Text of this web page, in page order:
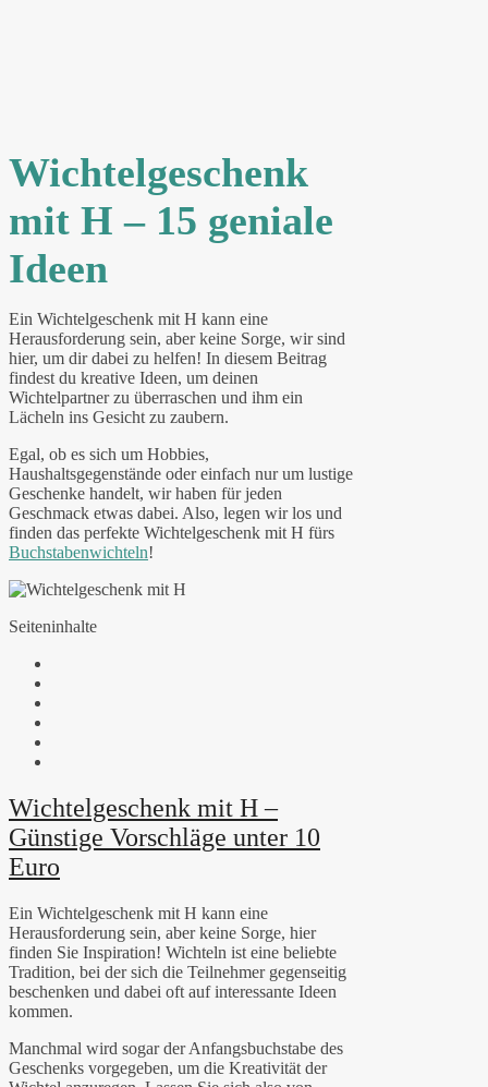
Wichtelgeschenk
mit H – 15 geniale
Ideen
Ein Wichtelgeschenk mit H kann eine
Herausforderung sein, aber keine Sorge, wir sind
hier, um dir dabei zu helfen! In diesem Beitrag
findest du kreative Ideen, um deinen
Wichtelpartner zu überraschen und ihm ein
Lächeln ins Gesicht zu zaubern.
Egal, ob es sich um Hobbies,
Haushaltsgegenstände oder einfach nur um lustige
Geschenke handelt, wir haben für jeden
Geschmack etwas dabei. Also, legen wir los und
finden das perfekte Wichtelgeschenk mit H fürs
Buchstabenwichteln!
Seiteninhalte
Wichtelgeschenk mit H –
Günstige Vorschläge unter 10
Euro
Ein Wichtelgeschenk mit H kann eine
Herausforderung sein, aber keine Sorge, hier
finden Sie Inspiration! Wichteln ist eine beliebte
Tradition, bei der sich die Teilnehmer gegenseitig
beschenken und dabei oft auf interessante Ideen
kommen.
Manchmal wird sogar der Anfangsbuchstabe des
Geschenks vorgegeben, um die Kreativität der